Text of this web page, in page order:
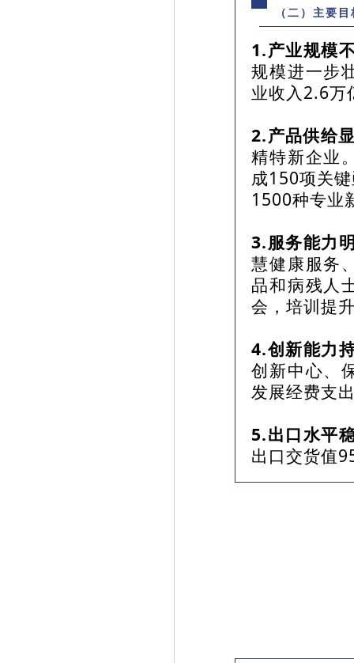
（二）主要
1.产业规模
规模进一步
业收入2.6万
2.产品供给
精特新企业
成150项关
1500种专业
3.服务能力
慧健康服务
品和病残人
会，培训提
4.创新能力
创新中心、
发展经费支
5.出口水平
出口交货值